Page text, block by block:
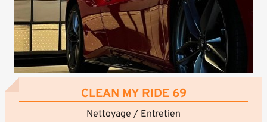
CLEAN MY RIDE 69
Nettoyage / Entretien